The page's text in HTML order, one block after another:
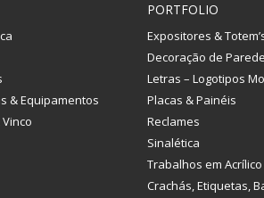
& Equipamentos
PORTFOLIO
Expositores &
Decoração de
Letras – Logotipos
Placas & Painéis
Reclames
Sinalética
Trabalhos em Acrílico
Crachás, Etiquetas,